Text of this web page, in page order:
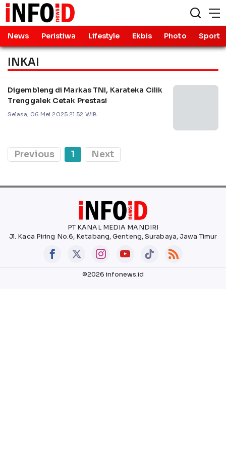
News Peristiwa Lifestyle Ekbis Photo Sport
INKAI
Digembleng di Markas TNI, Karateka Cilik
Trenggalek Cetak Prestasi
Selasa, 06 Mei 2025 21:52 WIB
Previous 1 Next
PT KANAL MEDIA MANDIRI
Jl. Kaca Piring No.6, Ketabang, Genteng, Surabaya, Jawa Timur
©2026 infonews.id